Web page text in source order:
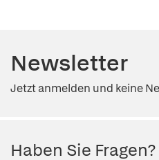
Newsletter
Jetzt anmelden und keine
Haben Sie